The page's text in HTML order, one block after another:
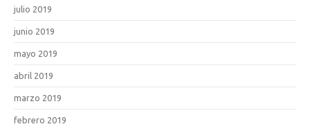
julio 2019
junio 2019
mayo 2019
abril 2019
marzo 2019
febrero 2019